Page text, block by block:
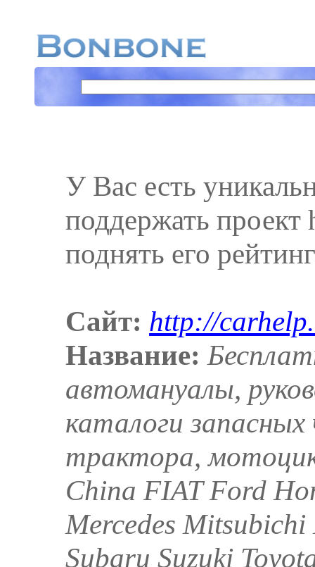
У Вас есть
поддержать
поднять его
Сайт: http://
Название:
автомануалы,
каталоги
трактора,
China FIAT Ford
Mercedes Mitsubichi
Subaru Suzuki